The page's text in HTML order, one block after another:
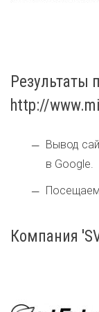
Результаты
http://
Вывод
в Google.
Компания